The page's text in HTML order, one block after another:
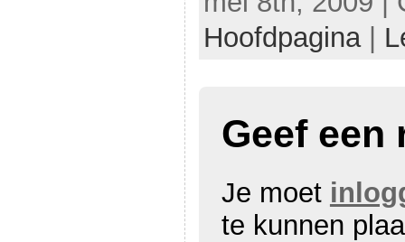
Hoofdpagina|
Geef een
Je moet
te kunnen